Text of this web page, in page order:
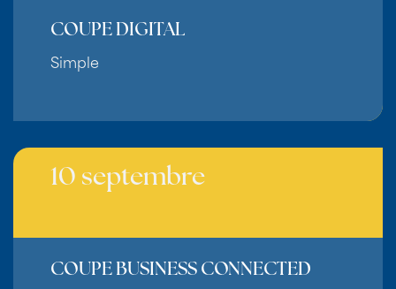
COUPE DIGITAL
Simple
10 septembre
COUPE BUSINESS CONNECTED